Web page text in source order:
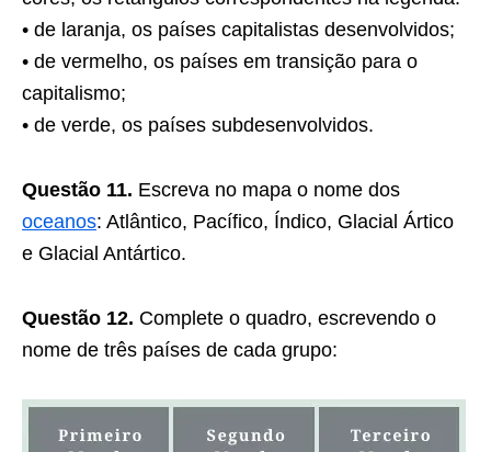
• de laranja, os países capitalistas desenvolvidos;
• de vermelho, os países em transição para o
capitalismo;
• de verde, os países subdesenvolvidos.
Questão 11. Escreva no mapa o nome dos
oceanos: Atlântico, Pacífico, Índico, Glacial Ártico
e Glacial Antártico.
Questão 12. Complete o quadro, escrevendo o
nome de três países de cada grupo: